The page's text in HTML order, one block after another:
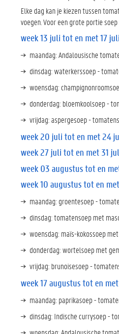
Elke dag kan je kiezen tussen
voegen. Voor een grote portie
week 13 juli tot en met 17
maandag: Andalousische
dinsdag: waterkerssoep -
woensdag:
donderdag: bloemkoolsoep -
vrijdag: aspergesoep -
week 20 juli tot en met 24
week 27 juli tot en met 31
week 03 augustus tot en
week 10 augustus tot en
maandag: groentesoep -
dinsdag: tomatensoep met
woensdag: maïs-kokossoep
donderdag: wortelsoep met
vrijdag: brunoisesoep -
week 17 augustus tot en
maandag: paprikasoep -
dinsdag: Indische currysoep -